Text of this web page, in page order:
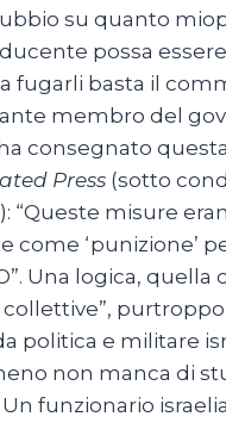
su quanto
possa
a fugarli basta il
membro del
consegnato
Press (sotto
“Queste misure
come ‘punizione’
Una logica, quella
collettive”,
politica e militare
non manca di
funzionario